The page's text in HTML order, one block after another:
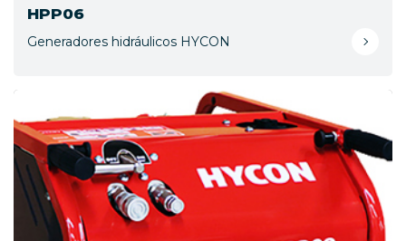
HPP06
Generadores hidráulicos HYCON